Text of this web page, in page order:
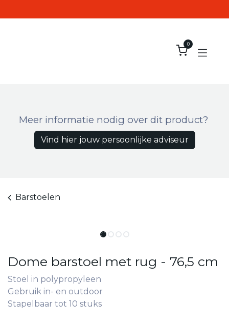
0
Meer informatie nodig over dit product?
Vind hier jouw persoonlijke adviseur
Barstoelen
Dome barstoel met rug - 76,5 cm
Stoel in polypropyleen
Gebruik in- en outdoor
Stapelbaar tot 10 stuks